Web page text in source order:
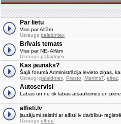
Par lietu
Viss par Alfām
Uzraugs palaidniex
Brīvais temats
Viss par NE- Alfām
Uzraugs palaidniex
Kas jaunāks?
Šajā forumā Administrācija ievieto ziņas,
Uzraugi palaidniex Presto MartinsT, altez
Autoservisi
Labas un ne tik labas atsauksmes un
alfisti.lv
jautājumi saistīti ar alfisti.lv darbību-
Uzraugs elbee